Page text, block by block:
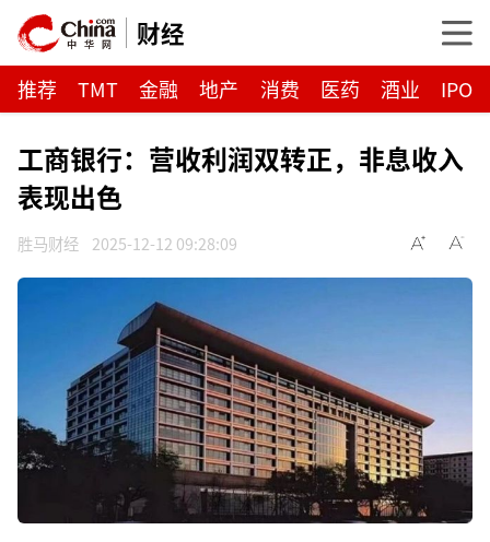
财经
推荐 TMT 金融 地产 消费 医药 酒业 IPO
工商银行：营收利润双转正，非息收入
表现出色
胜马财经 2025-12-12 09:28:09